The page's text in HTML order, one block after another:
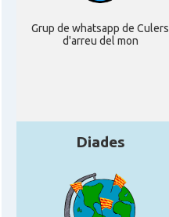
Grup de whatsapp de Culers
d'arreu del mon
Diades